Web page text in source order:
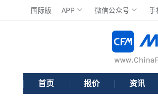
国际版 APP 微信公众号 手
首页 报价 资讯